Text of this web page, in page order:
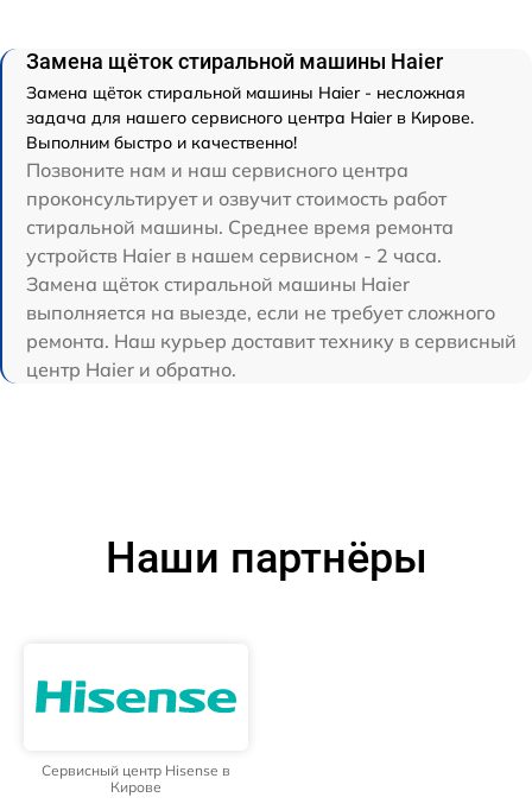
Замена щёток стиральной машины Haier
Замена щёток стиральной машины Haier - несложная
задача для нашего сервисного центра Haier в Кирове.
Выполним быстро и качественно!
Позвоните нам и наш сервисного центра
проконсультирует и озвучит стоимость работ
стиральной машины. Среднее время ремонта
устройств Haier в нашем сервисном - 2 часа.
Замена щёток стиральной машины Haier
выполняется на выезде, если не требует сложного
ремонта. Наш курьер доставит технику в сервисный
центр Haier и обратно.
Наши партнёры
Сервисный центр Hisense в
Кирове